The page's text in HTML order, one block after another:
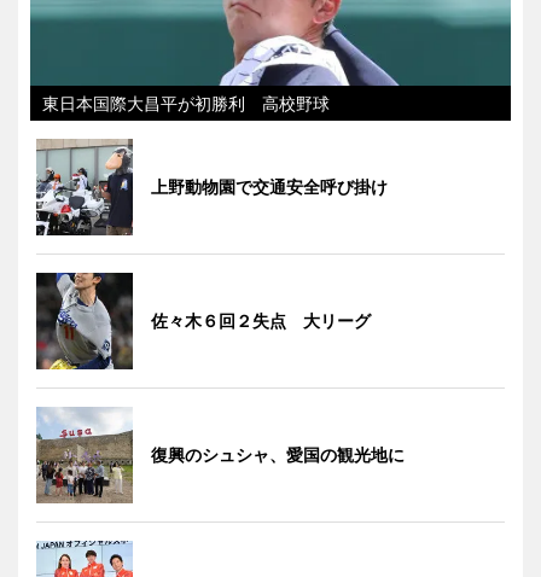
東日本国際大昌平が初勝利 高校野球
上野動物園で交通安全呼び掛け
佐々木６回２失点 大リーグ
復興のシュシャ、愛国の観光地に